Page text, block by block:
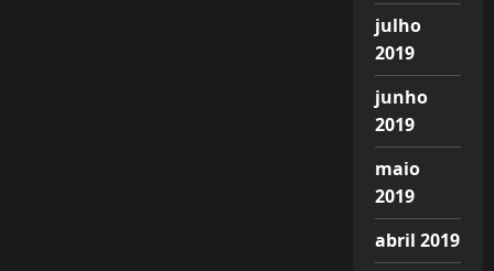
julho
2019
junho
2019
maio
2019
abril 2019